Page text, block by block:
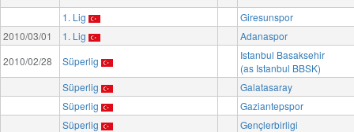
1. Lig
Giresunspor
2010/03/01
1. Lig
Adanaspor
2010/02/28
Süperlig
Istanbul Basaksehir
(as Istanbul BBSK)
Süperlig
Galatasaray
Süperlig
Gaziantepspor
Süperlig
Gençlerbirligi